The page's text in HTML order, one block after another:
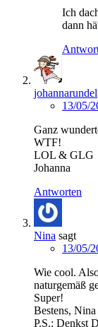
Ich
dann
johannarundel
13/05/
Ganz
WTF!
LOL & GLG
Johanna
Antworten
Nina sagt
13/05/
Wie cool.
naturgemäß
Super!
Bestens, Nina
P.S.: Denkst